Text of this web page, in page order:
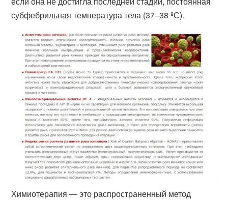
субфебрильная температура тела (37–38 ºС).
Химиотерапия — это распространенный метод